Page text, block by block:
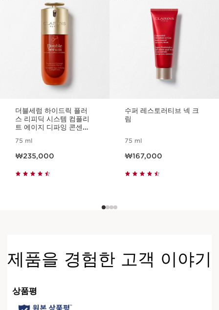
더블세럼 하이드릭 플러
스 리피딕 시스템 컴플리
트 에이지 디파잉 콘센트
75 ml
₩235,000
수퍼 레스토러티브 넥 크
림
75 ml
₩167,000
제품을 경험한 고객 이야기